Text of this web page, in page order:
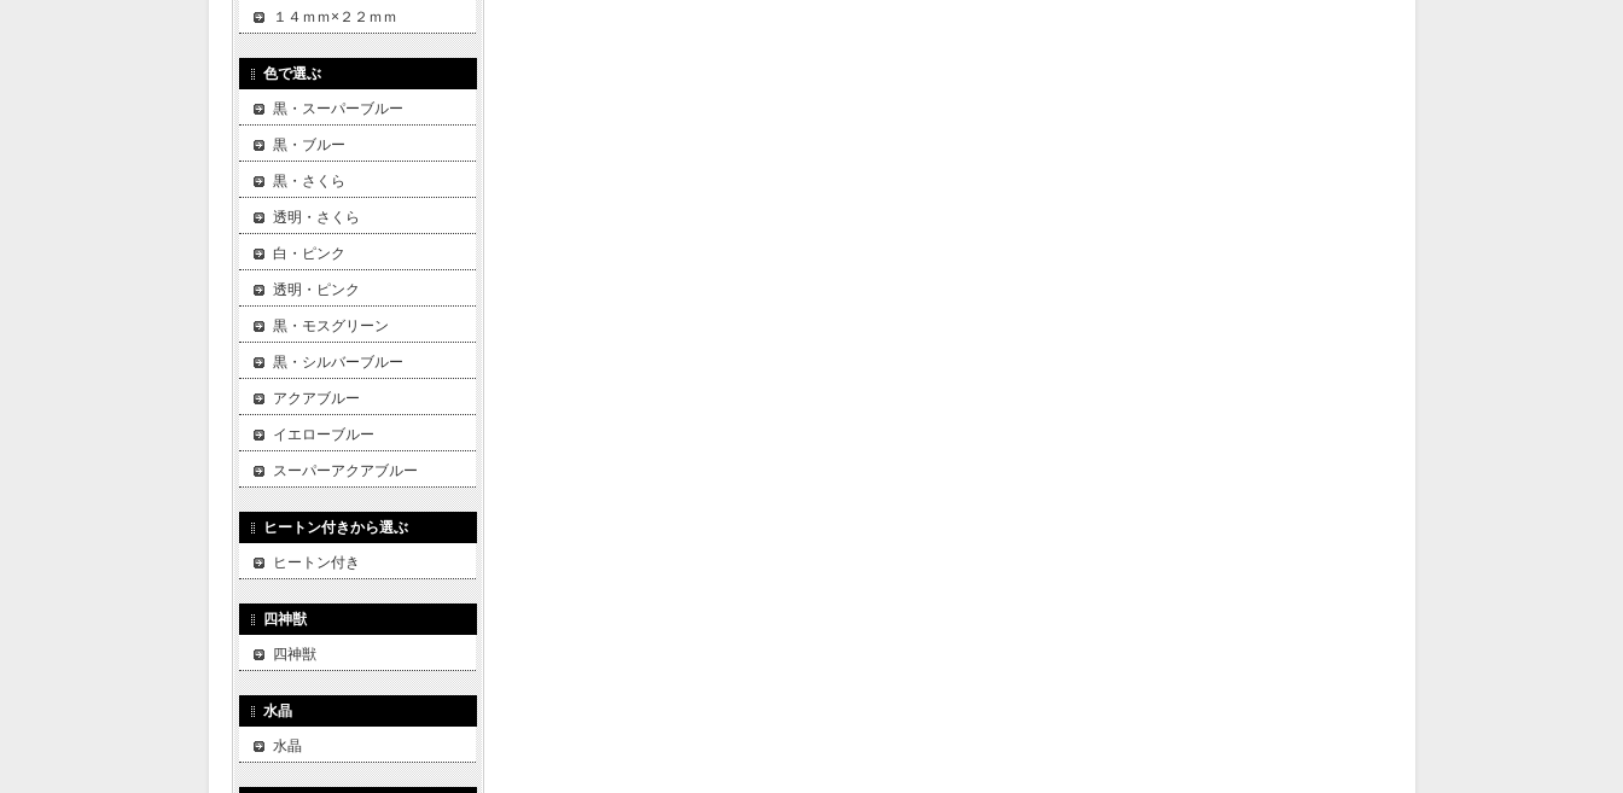
１４ｍｍ×２２ｍｍ
色で選ぶ
黒・スーパーブルー
黒・ブルー
黒・さくら
透明・さくら
白・ピンク
透明・ピンク
黒・モスグリーン
黒・シルバーブルー
アクアブルー
イエローブルー
スーパーアクアブルー
ヒートン付きから選ぶ
ヒートン付き
四神獣
四神獣
水晶
水晶